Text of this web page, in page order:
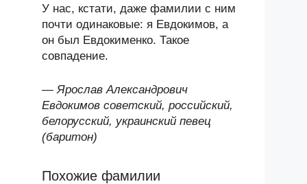
У нас, кстати, даже фамилии с ним
почти одинаковые: я Евдокимов, а
он был Евдокименко. Такое
совпадение.
— Ярослав Александрович
Евдокимов советский, российский,
белорусский, украинский певец
(баритон)
Похожие фамилии